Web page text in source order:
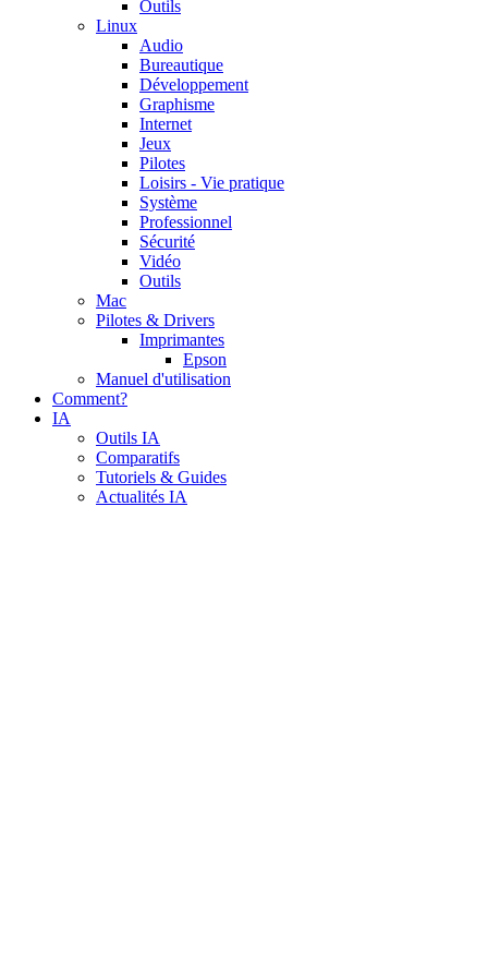
Outils
Linux
Audio
Bureautique
Développement
Graphisme
Internet
Jeux
Pilotes
Loisirs - Vie pratique
Système
Professionnel
Sécurité
Vidéo
Outils
Mac
Pilotes & Drivers
Imprimantes
Epson
Manuel d'utilisation
Comment?
IA
Outils IA
Comparatifs
Tutoriels & Guides
Actualités IA